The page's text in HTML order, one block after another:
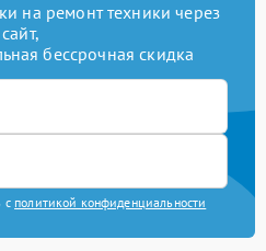
на ремонт техники через
сайт,
бессрочная скидка
с политикой конфиденциальности